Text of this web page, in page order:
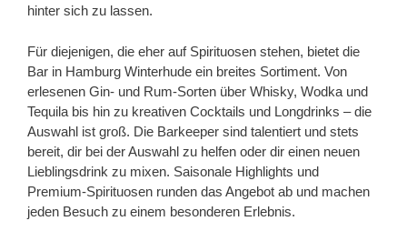
hinter sich zu lassen.
Für diejenigen, die eher auf Spirituosen stehen, bietet die
Bar in Hamburg Winterhude ein breites Sortiment. Von
erlesenen Gin- und Rum-Sorten über Whisky, Wodka und
Tequila bis hin zu kreativen Cocktails und Longdrinks – die
Auswahl ist groß. Die Barkeeper sind talentiert und stets
bereit, dir bei der Auswahl zu helfen oder dir einen neuen
Lieblingsdrink zu mixen. Saisonale Highlights und
Premium-Spirituosen runden das Angebot ab und machen
jeden Besuch zu einem besonderen Erlebnis.